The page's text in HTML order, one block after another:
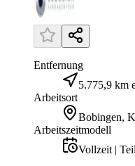
Entfernung
5.775,9 km
Arbeitsort
Bobingen,
Arbeitszeitmodell
Vollzeit |